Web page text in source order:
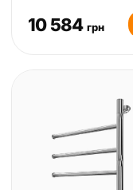
10 584 грн